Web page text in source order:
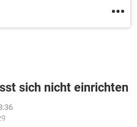
sich nicht einrichten